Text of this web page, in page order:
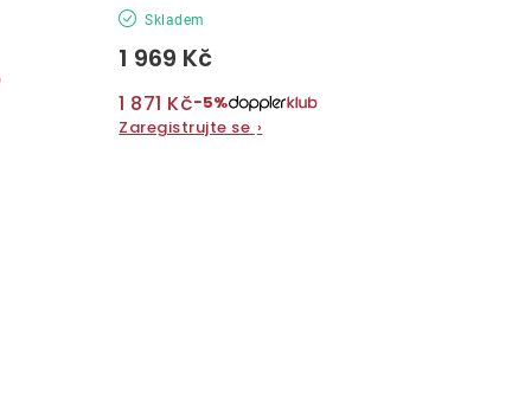
Skladem
1 969 Kč
1 871 Kč−5%
Zaregistrujte se ›